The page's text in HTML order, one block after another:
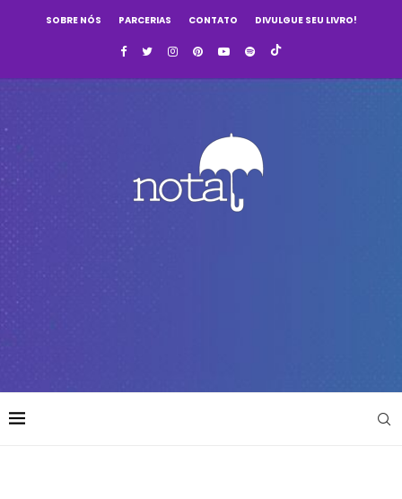
SOBRE NÓS PARCERIAS CONTATO DIVULGUE SEU LIVRO!